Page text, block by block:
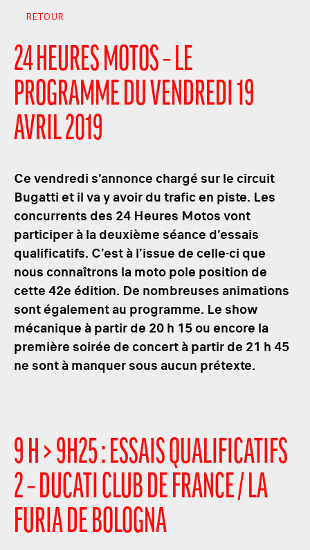
RETOUR
24 HEURES MOTOS – LE
PROGRAMME DU VENDREDI 19
AVRIL 2019
Ce vendredi s’annonce chargé sur le circuit
Bugatti et il va y avoir du trafic en piste. Les
concurrents des 24 Heures Motos vont
participer à la deuxième séance d’essais
qualificatifs. C’est à l’issue de celle-ci que
nous connaîtrons la moto pole position de
cette 42e édition. De nombreuses animations
sont également au programme. Le show
mécanique à partir de 20 h 15 ou encore la
première soirée de concert à partir de 21 h 45
ne sont à manquer sous aucun prétexte.
9 H > 9H25 : ESSAIS QUALIFICATIFS
2 – DUCATI CLUB DE FRANCE / LA
FURIA DE BOLOGNA